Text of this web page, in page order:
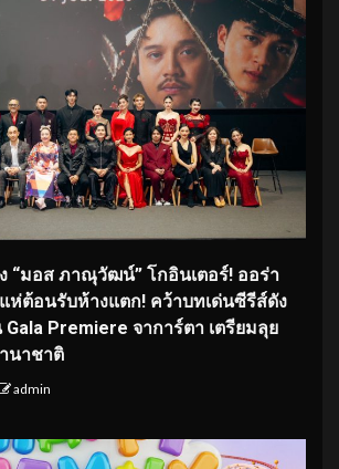
“มอส ภาณุวัฒน์” โกอินเตอร์! ออร่า
ห่ต้อนรับห้างแตก! คว้าบทเด่นซีรีส์ดัง
Premiere จาการ์ตา เตรียมลุย
นาชาติ
admin